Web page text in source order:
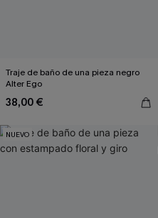
Traje de baño de una pieza negro
Alter Ego
38,00 €
NUEVO